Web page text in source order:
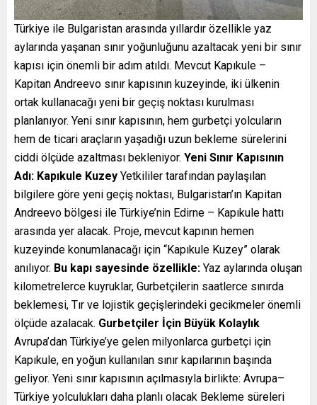
Türkiye ile Bulgaristan arasında yıllardır özellikle yaz
aylarında yaşanan sınır yoğunluğunu azaltacak yeni bir sınır
kapısı için önemli bir adım atıldı. Mevcut Kapıkule –
Kapitan Andreevo sınır kapısının kuzeyinde, iki ülkenin
ortak kullanacağı yeni bir geçiş noktası kurulması
planlanıyor. Yeni sınır kapısının, hem gurbetçi yolcuların
hem de ticari araçların yaşadığı uzun bekleme sürelerini
ciddi ölçüde azaltması bekleniyor. Yeni Sınır Kapısının
Adı: Kapıkule Kuzey Yetkililer tarafından paylaşılan
bilgilere göre yeni geçiş noktası, Bulgaristan’ın Kapitan
Andreevo bölgesi ile Türkiye’nin Edirne – Kapıkule hattı
arasında yer alacak. Proje, mevcut kapının hemen
kuzeyinde konumlanacağı için “Kapıkule Kuzey” olarak
anılıyor. Bu kapı sayesinde özellikle: Yaz aylarında oluşan
kilometrelerce kuyruklar, Gurbetçilerin saatlerce sınırda
beklemesi, Tır ve lojistik geçişlerindeki gecikmeler önemli
ölçüde azalacak. Gurbetçiler İçin Büyük Kolaylık
Avrupa’dan Türkiye’ye gelen milyonlarca gurbetçi için
Kapıkule, en yoğun kullanılan sınır kapılarının başında
geliyor. Yeni sınır kapısının açılmasıyla birlikte: Avrupa–
Türkiye yolculukları daha planlı olacak Bekleme süreleri